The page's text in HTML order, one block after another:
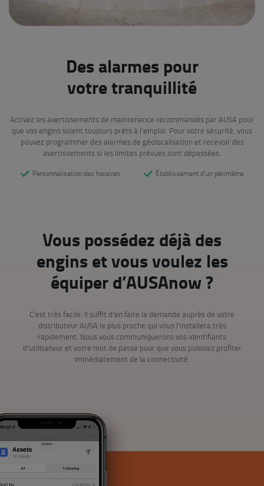
Des alarmes pour
votre tranquillité
Activez les avertissements de maintenance recommandés par AUSA pour
que vos engins soient toujours prêts à l’emploi. Pour votre sécurité, vous
pouvez programmer des alarmes de géolocalisation et recevoir des
avertissements si les limites prévues sont dépassées.
Personnalisation des horaires Établissement d’un périmètre
Vous possédez déjà des
engins et vous voulez les
équiper d’AUSAnow ?
C’est très facile. Il suffit d’en faire la demande auprès de votre
distributeur AUSA le plus proche qui vous l’installera très
rapidement. Nous vous communiquerons vos identifiants
d’utilisateur et votre mot de passe pour que vous puissiez profiter
immédiatement de la connectivité.